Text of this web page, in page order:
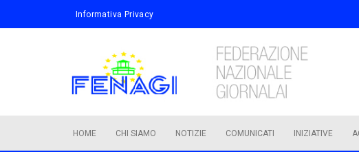
Informativa Privacy
HOME CHI SIAMO NOTIZIE COMUNICATI INIZIATIVE